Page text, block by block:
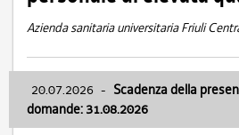
Azienda sanitaria universitaria Friuli
20.07.2026 - Scadenza della
domande: 31.08.2026